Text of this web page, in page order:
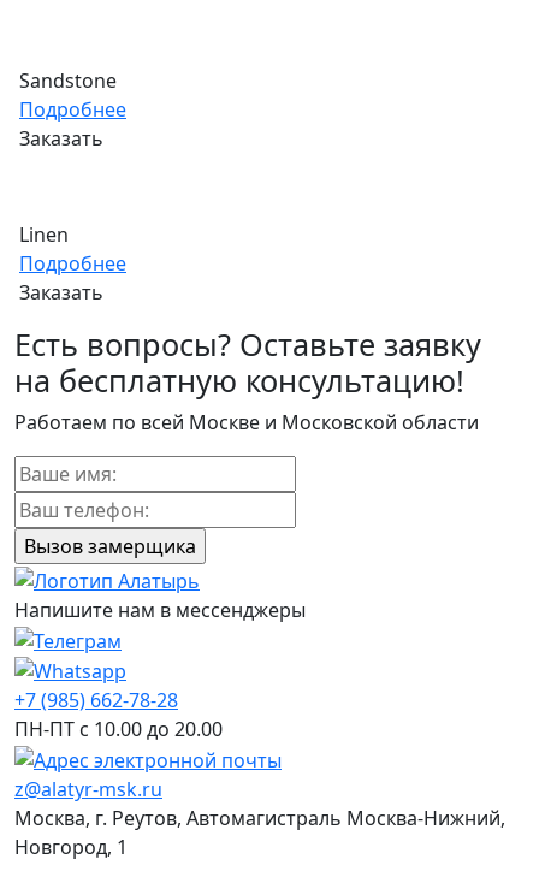
Sandstone
Подробнее
Заказать
Linen
Подробнее
Заказать
Есть вопросы? Оставьте заявку
на бесплатную консультацию!
Работаем по всей Москве и Московской области
Напишите нам в мессенджеры
+7 (985) 662-78-28
ПН-ПТ с 10.00 до 20.00
z@alatyr-msk.ru
Москва, г. Реутов, Автомагистраль Москва-Нижний,
Новгород, 1